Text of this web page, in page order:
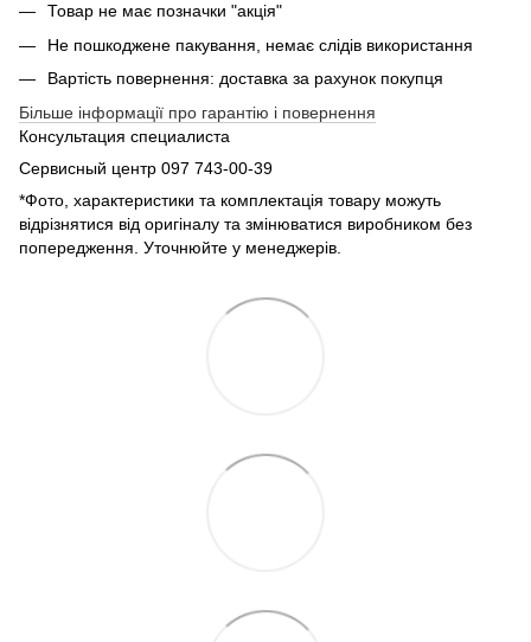
Товар не має позначки "акція"
Не пошкоджене пакування, немає слідів використання
Вартість повернення: доставка за рахунок покупця
Більше інформації про гарантію і повернення
Консультация специалиста
Сервисный центр 097 743-00-39
*Фото, характеристики та комплектація товару можуть
відрізнятися від оригіналу та змінюватися виробником без
попередження. Уточнюйте у менеджерів.